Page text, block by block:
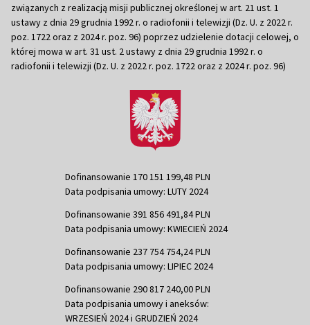
związanych z realizacją misji publicznej określonej w art. 21 ust. 1
ustawy z dnia 29 grudnia 1992 r. o radiofonii i telewizji (Dz. U. z 2022 r.
poz. 1722 oraz z 2024 r. poz. 96) poprzez udzielenie dotacji celowej, o
której mowa w art. 31 ust. 2 ustawy z dnia 29 grudnia 1992 r. o
radiofonii i telewizji (Dz. U. z 2022 r. poz. 1722 oraz z 2024 r. poz. 96)
Dofinansowanie 170 151 199,48 PLN
Data podpisania umowy: LUTY 2024
Dofinansowanie 391 856 491,84 PLN
Data podpisania umowy: KWIECIEŃ 2024
Dofinansowanie 237 754 754,24 PLN
Data podpisania umowy: LIPIEC 2024
Dofinansowanie 290 817 240,00 PLN
Data podpisania umowy i aneksów:
WRZESIEŃ 2024 i GRUDZIEŃ 2024